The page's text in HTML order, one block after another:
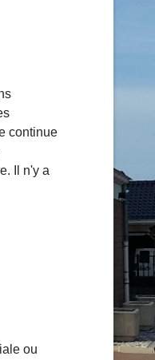
continue
Il n'y a
ou